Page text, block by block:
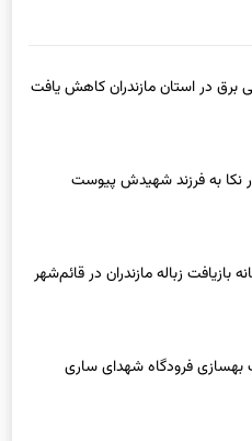
برق در استان مازندران کاهش یافت
نکا به فرزند شهیدش پیوست
بازیافت زباله مازندران در قائم‌شهر
بهسازی فرودگاه شهدای ساری